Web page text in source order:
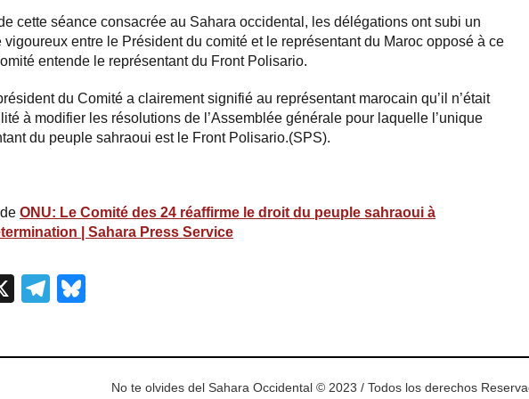
cette séance consacrée au Sahara occidental, les délégations ont subi un
vigoureux entre le Président du comité et le représentant du Maroc opposé à ce
entende le représentant du Front Polisario.
du Comité a clairement signifié au représentant marocain qu’il n’était
à modifier les résolutions de l’Assemblée générale pour laquelle l’unique
du peuple sahraoui est le Front Polisario.(SPS).
ONU: Le Comité des 24 réaffirme le droit du peuple sahraoui à
| Sahara Press Service
X Telegram
No te olvides del Sahara Occidental © 2023 / Todos los derechos